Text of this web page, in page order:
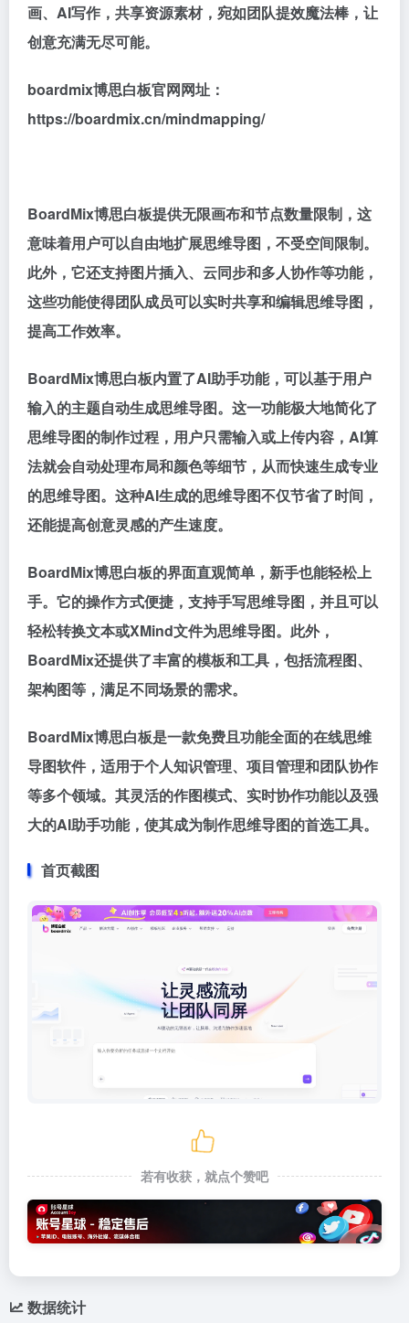
画、AI写作，共享资源素材，宛如团队提效魔法棒，让
创意充满无尽可能。
boardmix博思白板官网网址：
https://boardmix.cn/mindmapping/
BoardMix博思白板提供无限画布和节点数量限制，这
意味着用户可以自由地扩展思维导图，不受空间限制。
此外，它还支持图片插入、云同步和多人协作等功能，
这些功能使得团队成员可以实时共享和编辑思维导图，
提高工作效率。
BoardMix博思白板内置了AI助手功能，可以基于用户
输入的主题自动生成思维导图。这一功能极大地简化了
思维导图的制作过程，用户只需输入或上传内容，AI算
法就会自动处理布局和颜色等细节，从而快速生成专业
的思维导图。这种AI生成的思维导图不仅节省了时间，
还能提高创意灵感的产生速度。
BoardMix博思白板的界面直观简单，新手也能轻松上
手。它的操作方式便捷，支持手写思维导图，并且可以
轻松转换文本或XMind文件为思维导图。此外，
BoardMix还提供了丰富的模板和工具，包括流程图、
架构图等，满足不同场景的需求。
BoardMix博思白板是一款免费且功能全面的在线思维
导图软件，适用于个人知识管理、项目管理和团队协作
等多个领域。其灵活的作图模式、实时协作功能以及强
大的AI助手功能，使其成为制作思维导图的首选工具。
首页截图
若有收获，就点个赞吧
数据统计